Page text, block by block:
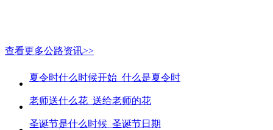
查看更多公路资讯>>
夏令时什么时候开始_什么是夏令时
老师送什么花_送给老师的花
圣诞节是什么时候_圣诞节日期